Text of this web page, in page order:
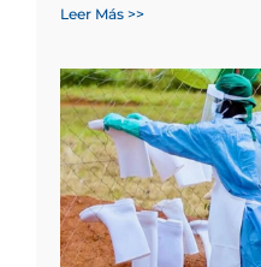
Leer Más >>